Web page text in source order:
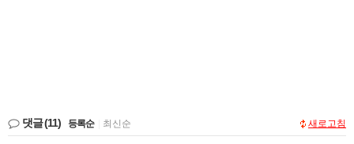
댓글(11) 등록순 최신순 새로고침